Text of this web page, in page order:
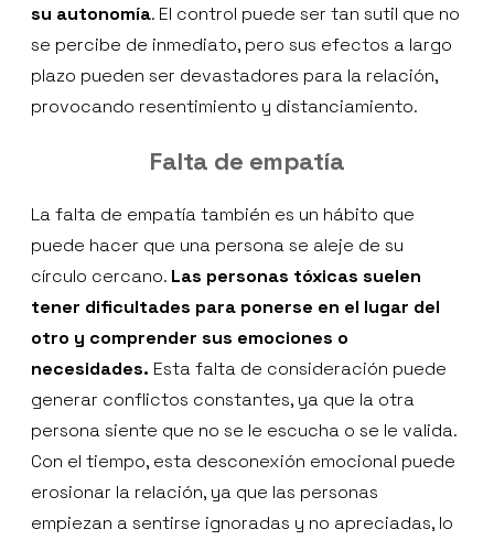
su autonomía. El control puede ser tan sutil que no
se percibe de inmediato, pero sus efectos a largo
plazo pueden ser devastadores para la relación,
provocando resentimiento y distanciamiento.
Falta de empatía
La falta de empatía también es un hábito que
puede hacer que una persona se aleje de su
círculo cercano. Las personas tóxicas suelen
tener dificultades para ponerse en el lugar del
otro y comprender sus emociones o
necesidades. Esta falta de consideración puede
generar conflictos constantes, ya que la otra
persona siente que no se le escucha o se le valida.
Con el tiempo, esta desconexión emocional puede
erosionar la relación, ya que las personas
empiezan a sentirse ignoradas y no apreciadas, lo